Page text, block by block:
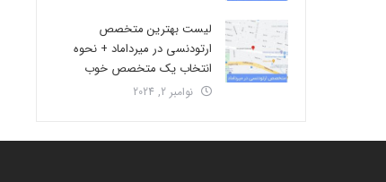
لیست بهترین متخصص
ارتودنسی در میرداماد + نحوه
انتخاب یک متخصص خوب
نوامبر 2, 2024